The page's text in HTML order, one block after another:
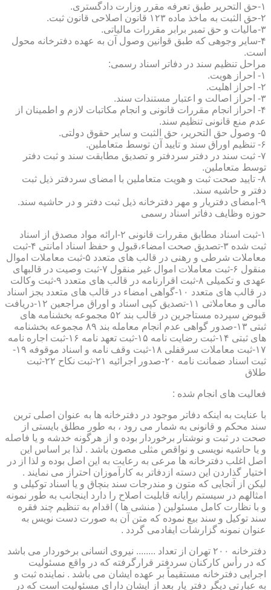
۱-حق التحریر طبق تعرفه مقرر وزارت دادگستری.
۲-حق الثبت به ماخذ ماده ۱۲۳ قانون اصلاحی قانون ثبت.
۳-مالیات و حق تمبر برابر مقررات مالیاتی.
۴-سایر وجوهی که طبق قوانین وصول آن به عهده دفترخانه محول
است.
مراحل تنظیم سند در دفاتر اسناد رسمی:
۱- احراز هویت.
۲- احراز اهلیت.
۳- احراز اصالت و اعتبار مستندات سند.
۴- احراز انجام مقررات قانونی و انجام مکاتبات لازم و اطمینان از
عدم منع قانونی تنظیم سند.
۵- وصول حق التحریر، حق الثبت و سایر حقوق دولتی.
۶- تنظیم اوراق سند و تایید آن توسط متعاملین.
۷- ثبت سند در دفتر سردفتر و تصدیق مطابقت سند و ثبت دفتر
توسط متعاملین.
۸- تایید صحت ثبت و هویت متعاملین با امضای سردفتر ذیل ثبت
دفتر و حاشیه سند.
۹-امضای دفتریار و مهر دفترخانه ذیل ثبت دفتر و در حاشیه سند.
حوزه وظایف دفاتر اسناد رسمی
۱-ثبت اسناد مطابق مقررات قانونی ۲-ارائه مواد مصدق از اسناد
ثبت شده ۳-تصدیق صحت امضاء،قبول و حفظ اسناد امانتی ۴-ثبت
معاملات شرطی و رهنی در قالب های متعدد ۵-ثبت معاملات اموال
منقول ۶-ثبت معاملات اموال غیر منقول ۷-ثبت وصیت در قالبهای
عهدی و تکمیلی ۸-ثبت اقرارنامه در قالب های متعدد ۹-ثبت وکالت
در قالب های متعدد ۱۰-گواهی امضاء در قالب های متعدد بجز اسناد
مالی و معاملاتی ۱۱-تصدیق کپی اسناد و اوراق مراجعین ۱۲-دریافت
قبوض سپرده مستاجرین در قالب بند ۵۲ مجموعه بخشنامه های
ثبتی ۱۳-صدور گواهی عدم انجام معامله بند ۸۹ مجموعه بخشنامه
های ثبتی ۱۴-ثبت رضایت نامه ۱۵-ثبت تعهد نامه ۱۶-ثبت اجاره نامه
۱۷-ثبت معاملات سرقفلی ۱۸-ثبت وقف نامه و اسناد موقوفه ۱۹-
ثبت اسناد ضمانت نامه ۲۰-صدور اجرائیه ۲۱-ثبت نکاح ۲۲-ثبت
طلاق
فعالیت های انجام شده :
با عنایت به اینکه دفاتر موجود در دفترخانه ها به عنوان اصلی ترین
سند محکم و قانونی به شمار می رود ، به طور مطلق بایستی از
صحت در ثبت و نوشتار برخوردار بوده و از هرگونه خدشه و یا فاصله
و یا حاشیه نویسی و نواقص مثلی مصون باشد . لذا بر اساس این
اصل اغلب دفترخانه ها مرعی به رعایت به این اصل بوده و لذا از در
اختیار گذاردن این دسته ازدفاتر به کارآموزان احتراز می نمایند .
لیکن از آنجایی که متون و مندرجات سند بنچاق و یا اسناد توکیلی و
امثالهم در سیستم رایانه قابلیت اصلاح را دارد اینجانب به طور نمونه
و با نظارت کامل مسئولین ( منشی ها ) اقدام به تنظیم چند فقره
سند توکیل و سند بیع نموده که متن آن به صورت دست نویس به
عنوان نمونه گزارشات ایفادمی گردد .
دفترخانه ۲۰۰ تهران از تعداد ........ نیروی انسانی برخوردار می باشد
که در رأس کارکنان سردفتر قرارگرفته که در واقع مسئولیت
اجرایی دفترخانه مستقیماً بر عهده ایشان می باشد . نماینده ثبت و
به عبارتی دیگر دفتر یار بعد از ایشان دارای مسئولیت است که در